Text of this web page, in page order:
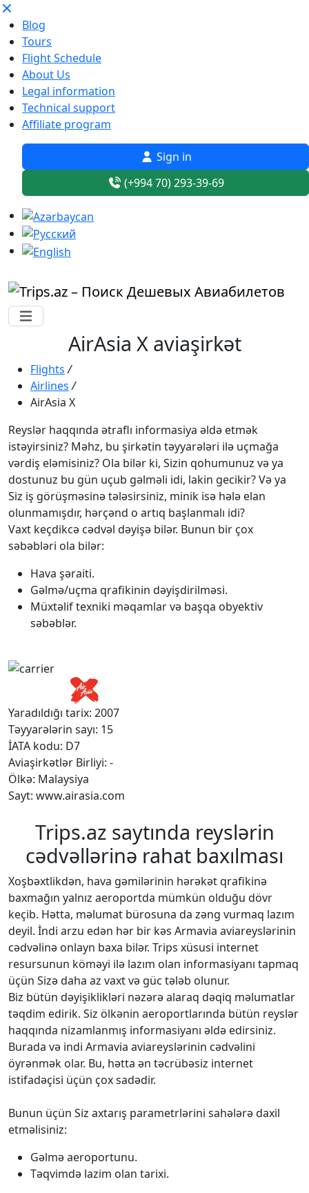
Blog
Tours
Flight Schedule
About Us
Legal information
Technical support
Affiliate program
Sign in
(+994 70) 293-39-69
AirAsia X aviaşirkət
Flights /
Airlines /
AirAsia X
Reyslər haqqında ətraflı informasiya əldə etmək
istəyirsiniz? Məhz, bu şirkətin təyyarələri ilə uçmağa
vərdiş eləmisiniz? Ola bilər ki, Sizin qohumunuz və ya
dostunuz bu gün uçub gəlməli idi, lakin gecikir? Və ya
Siz iş görüşməsinə tələsirsiniz, minik isə hələ elan
olunmamışdır, hərçənd o artıq başlanmalı idi?
Vaxt keçdikcə cədvəl dəyişə bilər. Bunun bir çox
səbəbləri ola bilər:
Hava şəraiti.
Gəlmə/uçma qrafikinin dəyişdirilməsi.
Müxtəlif texniki məqamlar və başqa obyektiv
səbəblər.
Yaradıldığı tarix: 2007
Təyyarələrin sayı: 15
İATA kodu: D7
Aviaşirkətlər Birliyi: -
Ölkə: Malaysiya
Sayt: www.airasia.com
Trips.az saytında reyslərin
cədvəllərinə rahat baxılması
Xoşbəxtlikdən, hava gəmilərinin hərəkət qrafikinə
baxmağın yalnız aeroportda mümkün olduğu dövr
keçib. Hətta, məlumat bürosuna da zəng vurmaq lazım
deyil. İndi arzu edən hər bir kəs Armavia aviareyslərinin
cədvəlinə onlayn baxa bilər. Trips xüsusi internet
resursunun köməyi ilə lazım olan informasiyanı tapmaq
üçün Sizə daha az vaxt və güc tələb olunur.
Biz bütün dəyişiklikləri nəzərə alaraq dəqiq məlumatlar
təqdim edirik. Siz ölkənin aeroportlarında bütün reyslər
haqqında nizamlanmış informasiyanı əldə edirsiniz.
Burada və indi Armavia aviareyslərinin cədvəlini
öyrənmək olar. Bu, hətta ən təcrübəsiz internet
istifadəçisi üçün çox sadədir.
Bunun üçün Siz axtarış parametrlərini sahələrə daxil
etməlisiniz:
Gəlmə aeroportunu.
Təqvimdə lazim olan tarixi.